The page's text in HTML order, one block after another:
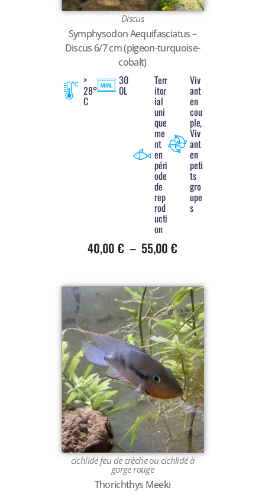
Discus
Symphysodon Aequifasciatus –
Discus 6/7 cm (pigeon-turquoise-
cobalt)
>
28°
C
30
0L
Terr
itor
ial
uni
que
me
nt
en
péri
ode
de
rep
rod
ucti
on
Viv
ant
en
cou
ple,
Viv
ant
en
peti
ts
gro
upe
s
40,00 € – 55,00 €
cichlidé feu de crèche ou cichlidé à
gorge rouge
Thorichthys Meeki